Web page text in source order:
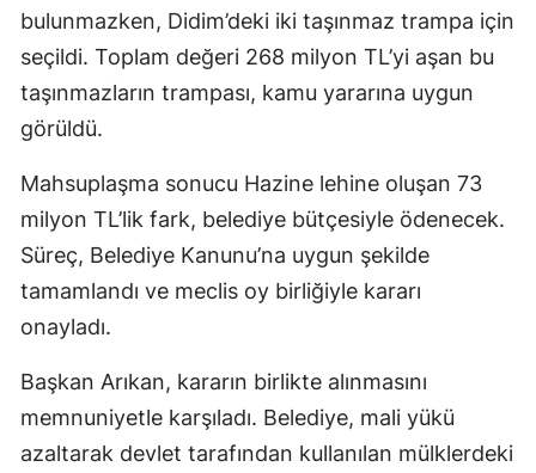
bulunmazken, Didim’deki iki taşınmaz trampa için
seçildi. Toplam değeri 268 milyon TL’yi aşan bu
taşınmazların trampası, kamu yararına uygun
görüldü.
Mahsuplaşma sonucu Hazine lehine oluşan 73
milyon TL’lik fark, belediye bütçesiyle ödenecek.
Süreç, Belediye Kanunu’na uygun şekilde
tamamlandı ve meclis oy birliğiyle kararı
onayladı.
Başkan Arıkan, kararın birlikte alınmasını
memnuniyetle karşıladı. Belediye, mali yükü
azaltarak devlet tarafından kullanılan mülklerdeki